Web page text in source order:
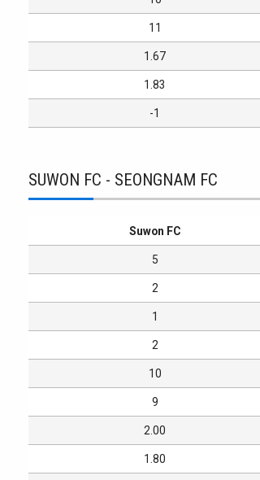
11
1.67
1.83
-1
SUWON FC - SEONGNAM FC
Suwon FC
5
2
1
2
10
9
2.00
1.80